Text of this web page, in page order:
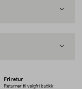
Fri retur
Returner til valgfri butikk